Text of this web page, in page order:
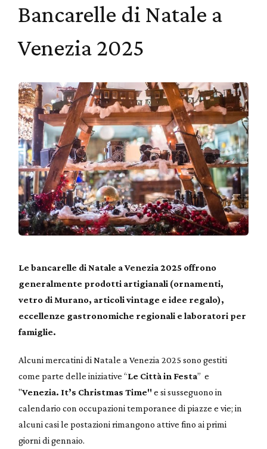
Bancarelle di Natale a
Venezia 2025
Le bancarelle di Natale a Venezia 2025 offrono
generalmente prodotti artigianali (ornamenti,
vetro di Murano, articoli vintage e idee regalo),
eccellenze gastronomiche regionali e laboratori per
famiglie.
Alcuni mercatini di Natale a Venezia 2025 sono gestiti
come parte delle iniziative “Le Città in Festa” e
"Venezia. It’s Christmas Time"e si susseguono in
calendario con occupazioni temporanee di piazze e vie; in
alcuni casi le postazioni rimangono attive fino ai primi
giorni di gennaio.